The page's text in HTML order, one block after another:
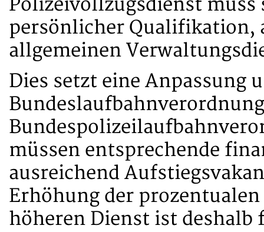
Polizeivollzugsdienst
persönlicher Qualifikation,
allgemeinen
Dies setzt eine Anpassung
müssen entsprechende
ausreichend
Erhöhung der
höheren Dienst ist